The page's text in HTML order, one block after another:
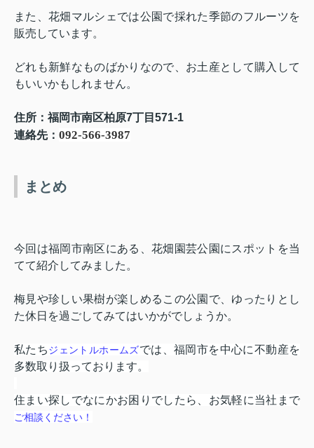
また、花畑マルシェでは公園で採れた季節のフルーツを
販売しています。
どれも新鮮なものばかりなので、お土産として購入して
もいいかもしれません。
住所：福岡市南区柏原7丁目 571-1
連絡先： 092-566-3987
まとめ
今回は福岡市南区にある、花畑園芸公園にスポットを当
てて紹介してみました。
梅見や珍しい果樹が楽しめるこの公園で、ゆったりとし
た休日を過ごしてみてはいかがでしょうか。
私たちジェントルホームズでは、福岡市を中心に不動産を
多数取り扱っております。
住まい探しでなにかお困りでしたら、お気軽に当社まで
ご相談ください！